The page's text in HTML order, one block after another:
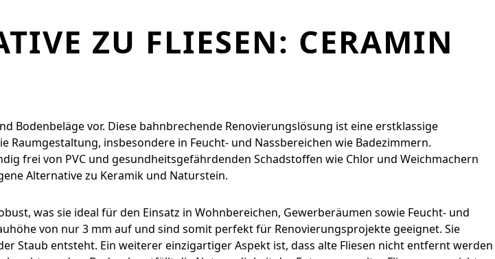
ZU FLIESEN: CERAMIN
Bodenbeläge vor. Diese bahnbrechende Renovierungslösung ist eine erstklassige
insbesondere in Feucht- und Nassbereichen wie Badezimmern.
frei von PVC und gesundheitsgefährdenden Schadstoffen wie Chlor und Weichmachern
Alternative zu Keramik und Naturstein.
was sie ideal für den Einsatz in Wohnbereichen, Gewerberäumen sowie Feucht- und
von nur 3 mm auf und sind somit perfekt für Renovierungsprojekte geeignet. Sie
Staub entsteht. Ein weiterer einzigartiger Aspekt ist, dass alte Fliesen nicht entfernt werden